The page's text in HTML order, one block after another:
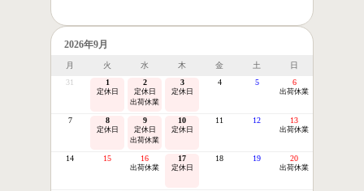
2026年9月
月 火 水 木 金 土
日
31
1
定休日
2
定休日
出荷休業
3
定休日
4 5 6
出荷休業
7 8
定休日
9
定休日
出荷休業
10
定休日
11 12 13
出荷休業
14 15 16
出荷休業
17
定休日
18 19 20
出荷休業